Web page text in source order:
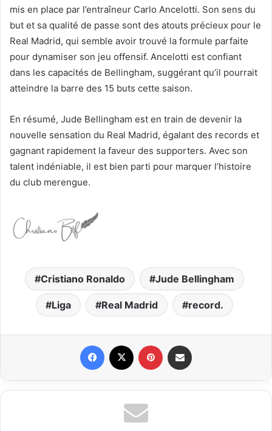
mis en place par l’entraîneur Carlo Ancelotti. Son sens du
but et sa qualité de passe sont des atouts précieux pour le
Real Madrid, qui semble avoir trouvé la formule parfaite
pour dynamiser son jeu offensif. Ancelotti est confiant
dans les capacités de Bellingham, suggérant qu’il pourrait
atteindre la barre des 15 buts cette saison.
En résumé, Jude Bellingham est en train de devenir la
nouvelle sensation du Real Madrid, égalant des records et
gagnant rapidement la faveur des supporters. Avec son
talent indéniable, il est bien parti pour marquer l’histoire
du club merengue.
Cristiano Ronaldo Jude Bellingham
Liga Real Madrid record.